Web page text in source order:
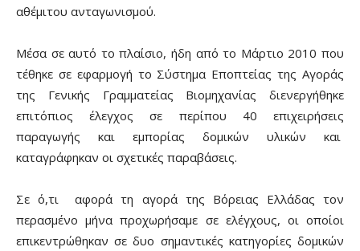
αθέμιτου ανταγωνισμού.
Μέσα σε αυτό το πλαίσιο, ήδη από το Μάρτιο 2010 που
τέθηκε σε εφαρμογή το Σύστημα Εποπτείας της Αγοράς
της Γενικής Γραμματείας Βιομηχανίας διενεργήθηκε
επιτόπιος έλεγχος σε περίπου 40 επιχειρήσεις
παραγωγής και εμπορίας δομικών υλικών και
καταγράφηκαν οι σχετικές παραβάσεις.
Σε ό,τι αφορά τη αγορά της Βόρειας Ελλάδας τον
περασμένο μήνα προχωρήσαμε σε ελέγχους, οι οποίοι
επικεντρώθηκαν σε δυο σημαντικές κατηγορίες δομικών